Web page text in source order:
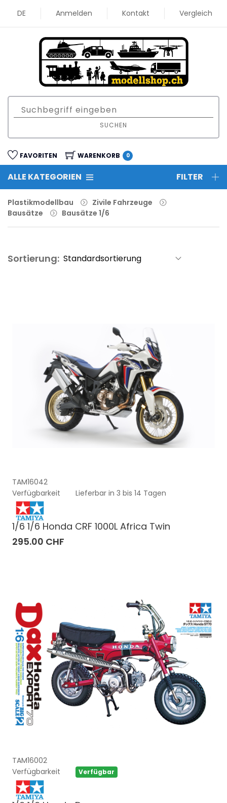
DE Anmelden Kontakt Vergleich
SUCHEN
FAVORITEN WARENKORB 0
ALLE KATEGORIEN FILTER
Plastikmodellbau
Zivile Fahrzeuge
Bausätze
Bausätze 1/6
Sortierung:
TAM16042
Verfügbarkeit
Lieferbar in 3 bis 14 Tagen
1/6 1/6 Honda CRF 1000L Africa Twin
295.00 CHF
TAM16002
Verfügbarkeit
Verfügbar